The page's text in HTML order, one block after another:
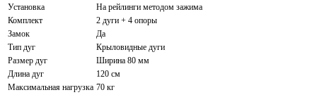
Установка
На рейлинги методом зажима
Комплект
2 дуги + 4 опоры
Замок
Да
Тип дуг
Крыловидные дуги
Размер дуг
Ширина 80 мм
Длина дуг
120 см
Максимальная нагрузка 70 кг